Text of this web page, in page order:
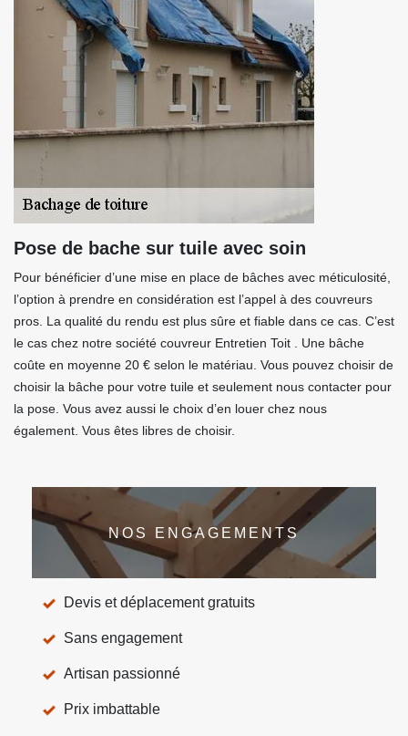
Pose de bache sur tuile avec soin
Pour bénéficier d’une mise en place de bâches avec méticulosité,
l’option à prendre en considération est l’appel à des couvreurs
pros. La qualité du rendu est plus sûre et fiable dans ce cas. C’est
le cas chez notre société couvreur Entretien Toit . Une bâche
coûte en moyenne 20 € selon le matériau. Vous pouvez choisir de
choisir la bâche pour votre tuile et seulement nous contacter pour
la pose. Vous avez aussi le choix d’en louer chez nous
également. Vous êtes libres de choisir.
NOS ENGAGEMENTS
Devis et déplacement gratuits
Sans engagement
Artisan passionné
Prix imbattable